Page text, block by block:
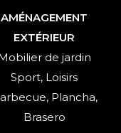
AMÉNAGEMENT
EXTÉRIEUR
de jardin
Sport, Loisirs
Plancha,
Brasero